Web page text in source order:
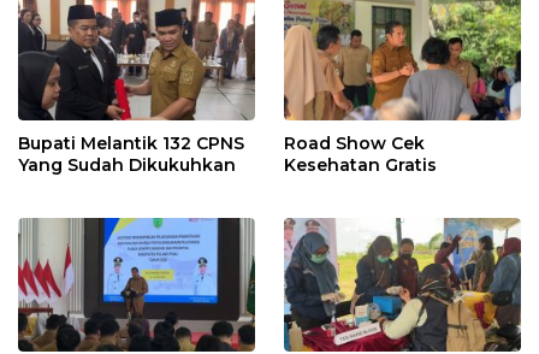
Bupati Melantik 132 CPNS
Yang Sudah Dikukuhkan
Road Show Cek
Kesehatan Gratis